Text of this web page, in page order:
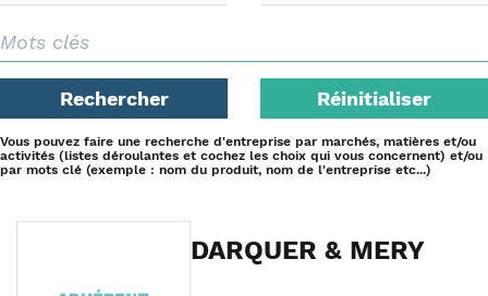
Rechercher Réinitialiser
Vous pouvez faire une recherche d'entreprise par marchés, matières et/ou
activités (listes déroulantes et cochez les choix qui vous concernent) et/ou
par mots clé (exemple : nom du produit, nom de l'entreprise etc...)
DARQUER & MERY